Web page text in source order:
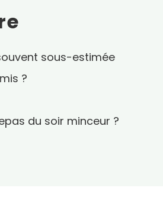
sous-estimée
?
du soir minceur ?